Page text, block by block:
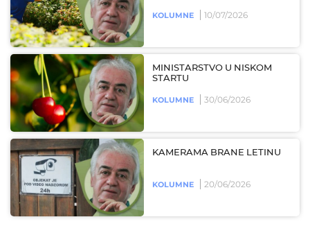
KOLUMNE 10/07/2026
MINISTARSTVO U NISKOM
STARTU
KOLUMNE 30/06/2026
KAMERAMA BRANE LETINU
KOLUMNE 20/06/2026